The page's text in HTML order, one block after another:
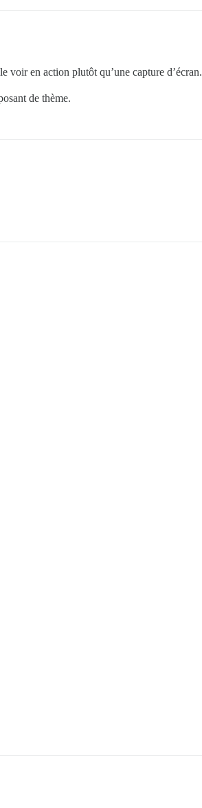
voir en action plutôt qu’une capture d’écran.
de thème.